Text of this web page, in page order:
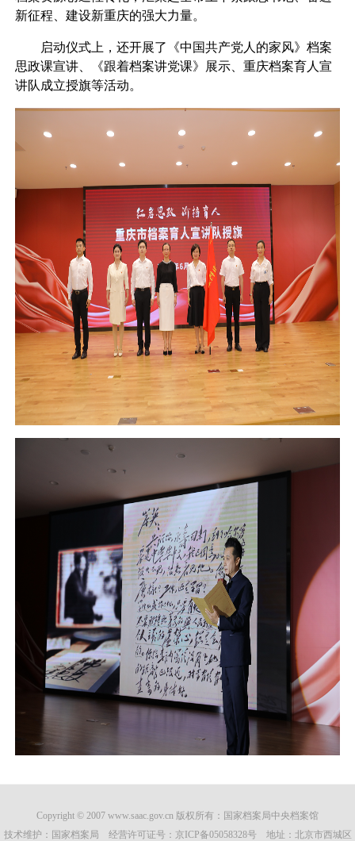
新征程、建设新重庆的强大力量。
启动仪式上，还开展了《中国共产党人的家风》档案
思政课宣讲、《跟着档案讲党课》展示、重庆档案育人宣
讲队成立授旗等活动。
Copyright © 2007 www.saac.gov.cn 版权所有：国家档案局中央档案馆
技术维护：国家档案局 经营许可证号： 京ICP备05058328号地址：北京市西城区